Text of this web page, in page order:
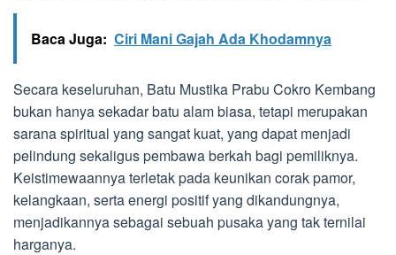
Baca Juga: Ciri Mani Gajah Ada Khodamnya
Secara keseluruhan, Batu Mustika Prabu Cokro Kembang
bukan hanya sekadar batu alam biasa, tetapi merupakan
sarana spiritual yang sangat kuat, yang dapat menjadi
pelindung sekaligus pembawa berkah bagi pemiliknya.
Keistimewaannya terletak pada keunikan corak pamor,
kelangkaan, serta energi positif yang dikandungnya,
menjadikannya sebagai sebuah pusaka yang tak ternilai
harganya.